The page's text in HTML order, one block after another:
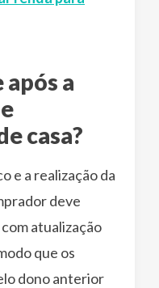
a
casa?
e a realização da
deve
atualização
que os
dono anterior